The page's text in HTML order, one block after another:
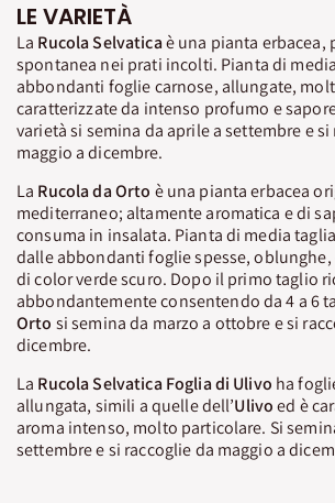
LE VARIETÀ
La Rucola Selvaticaè una pianta erbacea,
spontanea nei prati incolti. Pianta di
abbondanti foglie carnose, allungate,
caratterizzate da intenso profumo e
varietà si semina da aprile a settembre e si
maggio a dicembre.
La Rucola da Orto è una pianta erbacea
mediterraneo; altamente aromatica e di
consuma in insalata. Pianta di media
dalle abbondanti foglie spesse,
di color verde scuro. Dopo il primo taglio
abbondantemente consentendo da 4 a 6
Orto si semina da marzo a ottobre e si
dicembre.
La Rucola Selvatica Foglia di Ulivo ha
allungata, simili a quelle dell’Ulivoed è
aroma intenso, molto particolare. Si
settembre e si raccoglie da maggio a